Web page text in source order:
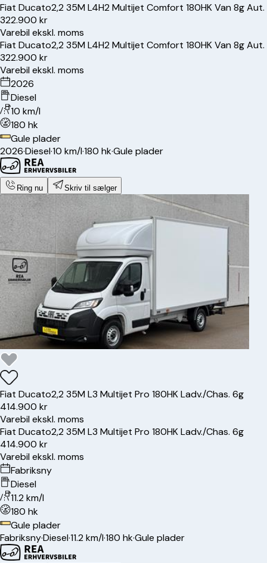
Fiat Ducato2,2 35M L4H2 Multijet Comfort 180HK Van 8g Aut.
322.900 kr
Varebil ekskl. moms
Fiat Ducato2,2 35M L4H2 Multijet Comfort 180HK Van 8g Aut.
322.900 kr
Varebil ekskl. moms
2026
Diesel
10 km/l
180 hk
Gule plader
2026·Diesel·10 km/l·180 hk·Gule plader
Ring nu Skriv til sælger
Fiat Ducato2,2 35M L3 Multijet Pro 180HK Ladv./Chas. 6g
414.900 kr
Varebil ekskl. moms
Fiat Ducato2,2 35M L3 Multijet Pro 180HK Ladv./Chas. 6g
414.900 kr
Varebil ekskl. moms
Fabriksny
Diesel
11.2 km/l
180 hk
Gule plader
Fabriksny·Diesel·11.2 km/l·180 hk·Gule plader